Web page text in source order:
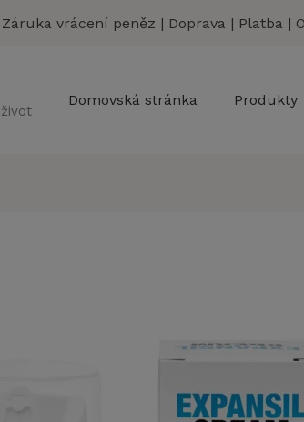
Záruka vrácení peněz | Doprava | Platba |
Domovská stránka Produkty